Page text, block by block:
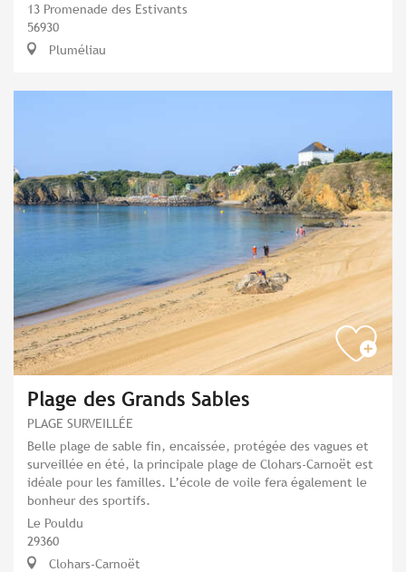
13 Promenade des Estivants
56930
Pluméliau
Plage des Grands Sables
PLAGE SURVEILLÉE
Belle plage de sable fin, encaissée, protégée des vagues et
surveillée en été, la principale plage de Clohars-Carnoët est
idéale pour les familles. L’école de voile fera également le
bonheur des sportifs.
Le Pouldu
29360
Clohars-Carnoët